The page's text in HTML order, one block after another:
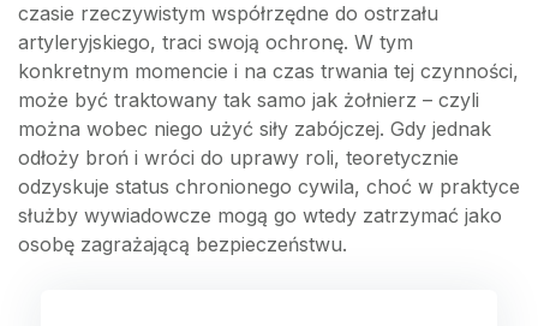
czasie rzeczywistym współrzędne do ostrzału
artyleryjskiego, traci swoją ochronę. W tym
konkretnym momencie i na czas trwania tej czynności,
może być traktowany tak samo jak żołnierz – czyli
można wobec niego użyć siły zabójczej. Gdy jednak
odłoży broń i wróci do uprawy roli, teoretycznie
odzyskuje status chronionego cywila, choć w praktyce
służby wywiadowcze mogą go wtedy zatrzymać jako
osobę zagrażającą bezpieczeństwu.